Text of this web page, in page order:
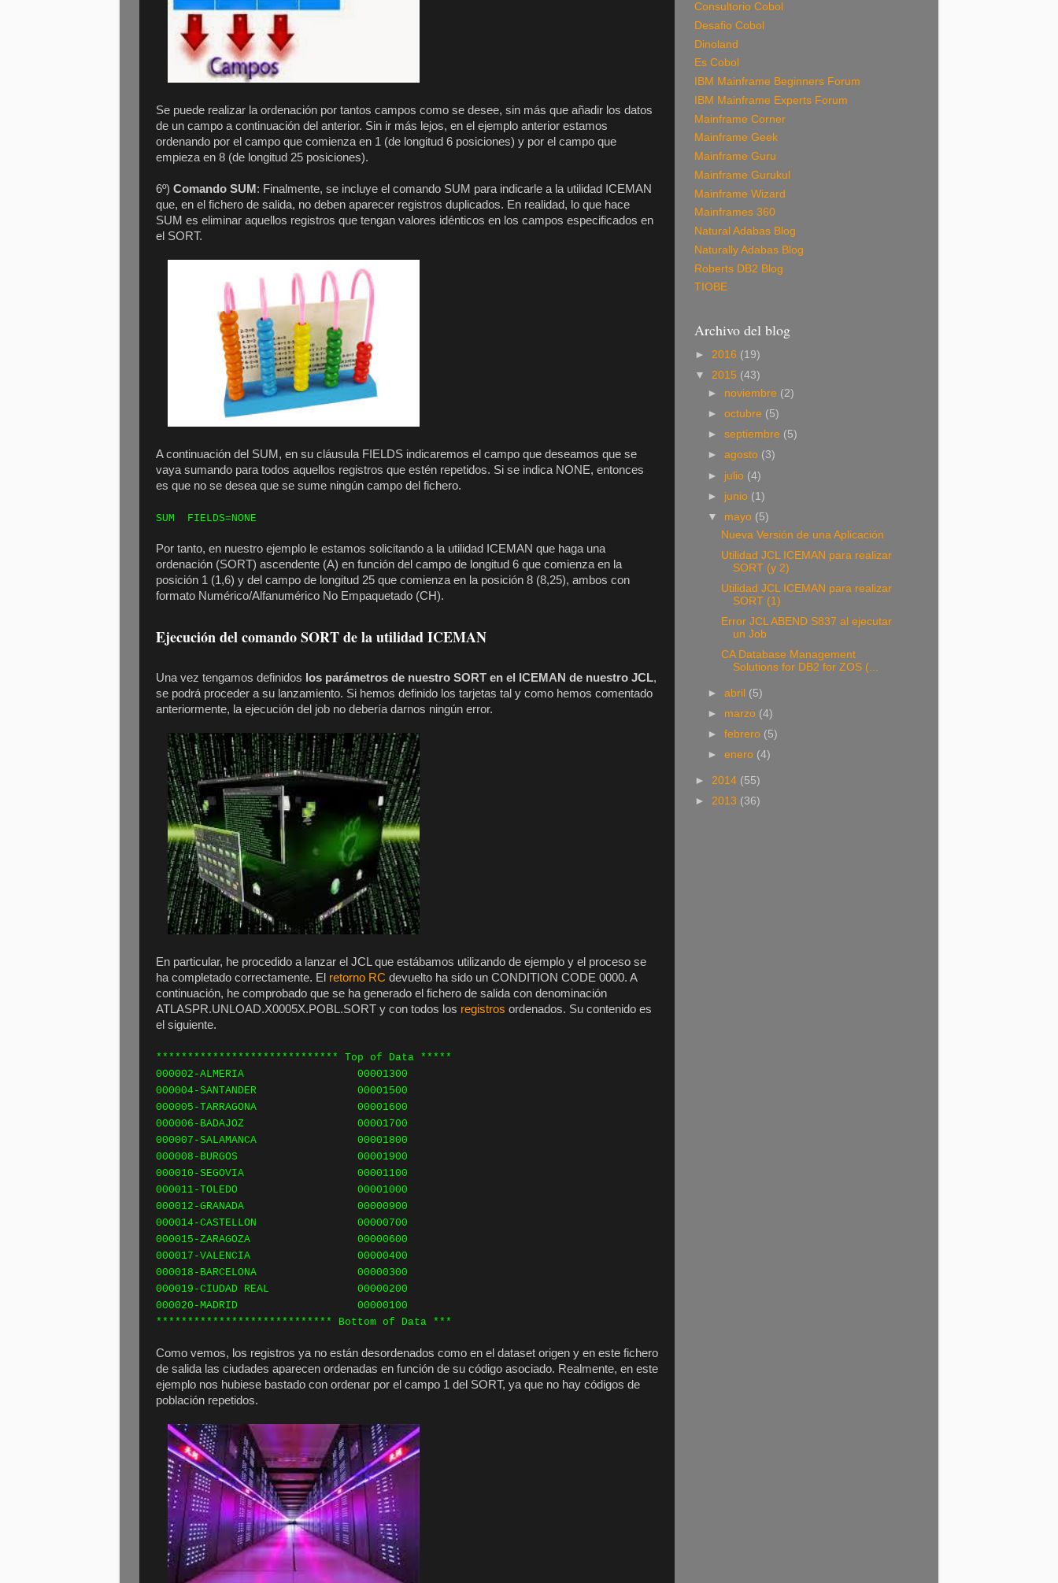
Se puede realizar la ordenación por tantos campos como se desee, sin más que añadir los datos
de un campo a continuación del anterior. Sin ir más lejos, en el ejemplo anterior estamos
ordenando por el campo que comienza en 1 (de longitud 6 posiciones) y por el campo que
empieza en 8 (de longitud 25 posiciones).
6º) Comando SUM: Finalmente, se incluye el comando SUM para indicarle a la utilidad ICEMAN
que, en el fichero de salida, no deben aparecer registros duplicados. En realidad, lo que hace
SUM es eliminar aquellos registros que tengan valores idénticos en los campos especificados en
el SORT.
A continuación del SUM, en su cláusula FIELDS indicaremos el campo que deseamos que se
vaya sumando para todos aquellos registros que estén repetidos. Si se indica NONE, entonces
es que no se desea que se sume ningún campo del fichero.
SUM FIELDS=NONE
Por tanto, en nuestro ejemplo le estamos solicitando a la utilidad ICEMAN que haga una
ordenación (SORT) ascendente (A) en función del campo de longitud 6 que comienza en la
posición 1 (1,6) y del campo de longitud 25 que comienza en la posición 8 (8,25), ambos con
formato Numérico/Alfanumérico No Empaquetado (CH).
Ejecución del comando SORT de la utilidad ICEMAN
Una vez tengamos definidos los parámetros de nuestro SORT en el ICEMAN de nuestro JCL,
se podrá proceder a su lanzamiento. Si hemos definido los tarjetas tal y como hemos comentado
anteriormente, la ejecución del job no debería darnos ningún error.
En particular, he procedido a lanzar el JCL que estábamos utilizando de ejemplo y el proceso se
ha completado correctamente. El retorno RC devuelto ha sido un CONDITION CODE 0000. A
continuación, he comprobado que se ha generado el fichero de salida con denominación
ATLASPR.UNLOAD.X0005X.POBL.SORT y con todos los registros ordenados. Su contenido es
el siguiente.
***************************** Top of Data *****
000002-ALMERIA 00001300
000004-SANTANDER 00001500
000005-TARRAGONA 00001600
000006-BADAJOZ 00001700
000007-SALAMANCA 00001800
000008-BURGOS 00001900
000010-SEGOVIA 00001100
000011-TOLEDO 00001000
000012-GRANADA 00000900
000014-CASTELLON 00000700
000015-ZARAGOZA 00000600
000017-VALENCIA 00000400
000018-BARCELONA 00000300
000019-CIUDAD REAL 00000200
000020-MADRID 00000100
**************************** Bottom of Data ***
Como vemos, los registros ya no están desordenados como en el dataset origen y en este fichero
de salida las ciudades aparecen ordenadas en función de su código asociado. Realmente, en este
ejemplo nos hubiese bastado con ordenar por el campo 1 del SORT, ya que no hay códigos de
población repetidos.
Consultorio Cobol
Desafio Cobol
Dinoland
Es Cobol
IBM Mainframe Beginners Forum
IBM Mainframe Experts Forum
Mainframe Corner
Mainframe Geek
Mainframe Guru
Mainframe Gurukul
Mainframe Wizard
Mainframes 360
Natural Adabas Blog
Naturally Adabas Blog
Roberts DB2 Blog
TIOBE
Archivo del blog
► 2016 (19)
▼ 2015 (43)
► noviembre (2)
►octubre (5)
►septiembre (5)
►agosto (3)
► julio (4)
► junio (1)
▼ mayo (5)
Nueva Versión de una Aplicación
Utilidad JCL ICEMAN para realizar
SORT (y 2)
Utilidad JCL ICEMAN para realizar
SORT (1)
Error JCL ABEND S837 al ejecutar
un Job
CA Database Management
Solutions for DB2 for ZOS (...
►abril (5)
► marzo (4)
►febrero (5)
►enero (4)
► 2014 (55)
► 2013 (36)